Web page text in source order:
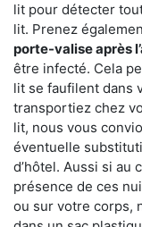
lit pour détecter
lit. Prenez
porte-valise après
être infecté. Cela
lit se faufilent dans
transportiez chez
lit, nous vous
éventuelle
d’hôtel. Aussi si au
présence de ces
ou sur votre corps,